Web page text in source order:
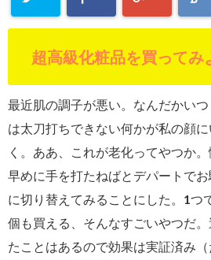
超高級化粧品を買ってみ
最近肌の調子が悪い。なんだかい
は太刀打ちできない何かが私の顔
く。ああ、これが老化ってやつか
早めに手を打たねばとデパートで
に切り替えてみることにした。1つ
個も買える、そんなすごいやつだ
たことはあるので効果は実証済み